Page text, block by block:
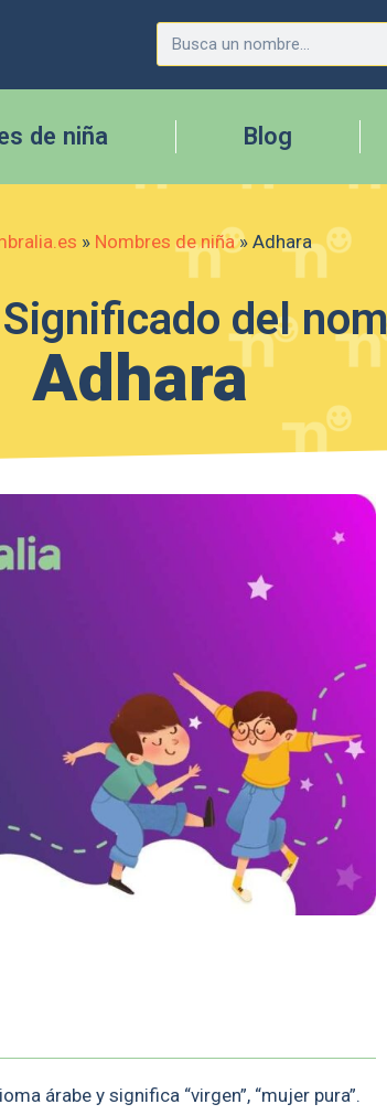
de niña Blog
» Nombres de niña» Adhara
del
Adhara
árabe y significa “virgen”, “mujer pura”.